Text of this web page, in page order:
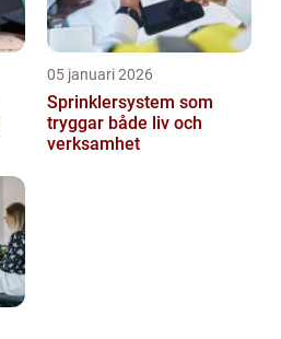
05 januari 2026
Sprinklersystem som
tryggar både liv och
verksamhet